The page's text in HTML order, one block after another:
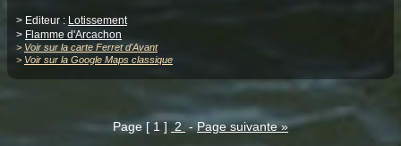
> Editeur : Lotissement
> Flamme d'Arcachon
> Voir sur la carte Ferret d'Avant
> Voir sur la Google Maps classique
Page [ 1 ] 2 -Page suivante »